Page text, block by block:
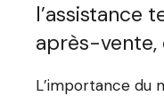
l’assistance
après-vente,
L’importance du